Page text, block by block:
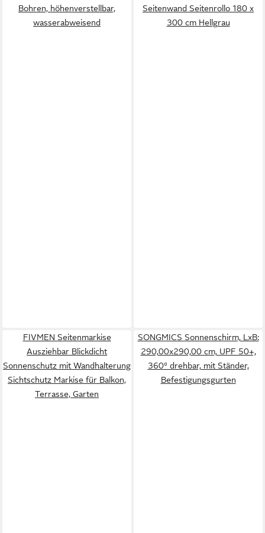
Bohren, höhenverstellbar,
wasserabweisend
Seitenwand Seitenrollo 180 x
300 cm Hellgrau
FIVMEN Seitenmarkise
Ausziehbar Blickdicht
Sonnenschutz mit Wandhalterung
Sichtschutz Markise für Balkon,
Terrasse, Garten
SONGMICS Sonnenschirm, LxB:
290,00x290,00 cm, UPF 50+,
360° drehbar, mit Ständer,
Befestigungsgurten